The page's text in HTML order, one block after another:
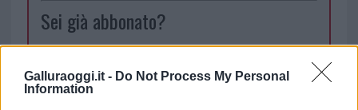
Galluraoggi.it - Do Not Process My Personal
Information
Sei già abbonato?
sezioneLogin dal menù del sito o
cliccando